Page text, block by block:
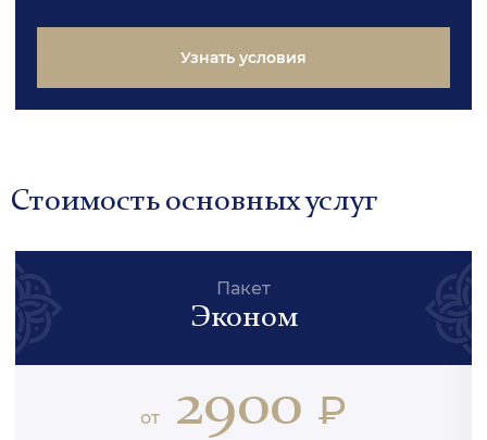
Узнать условия
Стоимость основных услуг
Пакет
Эконом
от 2900 ₽